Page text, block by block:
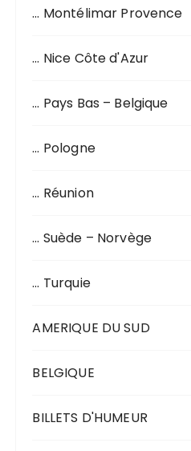
… Montélimar Provence
… Nice Côte d'Azur
… Pays Bas – Belgique
… Pologne
… Réunion
… Suède – Norvège
… Turquie
AMERIQUE DU SUD
BELGIQUE
BILLETS D'HUMEUR